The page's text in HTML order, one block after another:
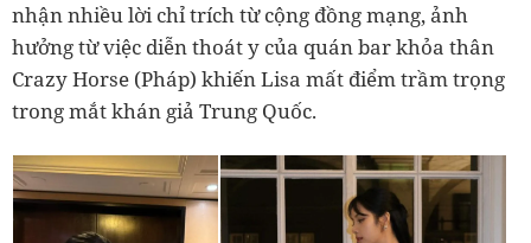
nhận nhiều lời chỉ trích từ cộng đồng mạng, ảnh
hưởng từ việc diễn thoát y của quán bar khỏa thân
Crazy Horse (Pháp) khiến Lisa mất điểm trầm trọng
trong mắt khán giả Trung Quốc.